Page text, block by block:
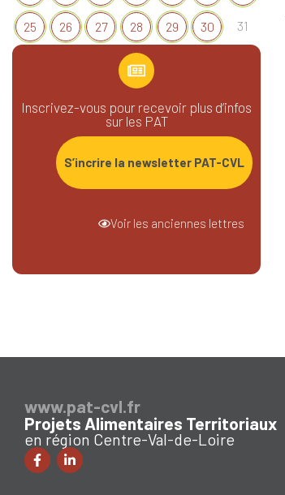
25 26 27 28 29 30 31
Inscrivez-vous pour recevoir plus d’infos
sur les PAT
S’incrire la newsletter PAT-CVL
Voir les anciennes lettres
www.pat-cvl.fr
Projets Alimentaires Territoriaux
en région Centre-Val-de-Loire